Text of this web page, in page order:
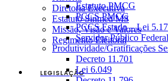
Diretoria Executiva
Estatuto Sinmed MS
Missão, Visão e Valores
Regimento Eleitoral
LEGISLAÇÃO
Estatuto PMCG
PCCS PMCG
PCCS Estado – Lei
Servidor Público
Produtividade/Gratificações
Decreto 11.701
Lei 6.049